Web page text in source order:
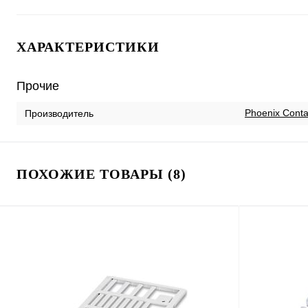
ХАРАКТЕРИСТИКИ
Прочие
Производитель Phoenix
ПОХОЖИЕ ТОВАРЫ (8)